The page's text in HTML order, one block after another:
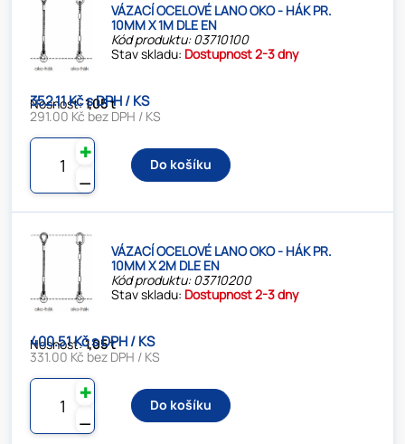
VÁZACÍ OCELOVÉ LANO OKO - HÁK PR.
10MM X 1M DLE EN
Kód produktu: 03710100
Stav skladu: Dostupnost 2-3 dny
Nosnost:1,05 t
352.11 Kč s DPH / KS
291.00 Kč bez DPH / KS
⚊
✚
Do košíku
VÁZACÍ OCELOVÉ LANO OKO - HÁK PR.
10MM X 2M DLE EN
Kód produktu: 03710200
Stav skladu: Dostupnost 2-3 dny
Nosnost:1,05 t
400.51 Kč s DPH / KS
331.00 Kč bez DPH / KS
⚊
✚
Do košíku